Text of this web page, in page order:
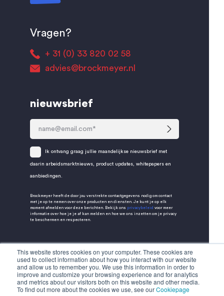
This website stores cookies on your computer. These cookies are
used to collect information about how you interact with our website
and allow us to remember you. We use this information in order to
improve and customize your browsing experience and for analytics
and metrics about our visitors both on this website and other media.
To find out more about the cookies we use, see ourCookiepage
Vragen?
+ 31 (0) 33 820 02 58
advies@brockmeyer.nl
nieuwsbrief
Ik ontvang graag jullie maandelijkse nieuwsbrief met
daarin arbeidsmarktnieuws, product updates, whitepapers en
aanbiedingen.
Brockmeyer heeft de door jou verstrekte contactgegevens nodig om contact
met je op te nemen over onze producten en diensten. Je kunt je op elk
moment afmelden voor deze berichten. Bekijk ons privacybeleid voor meer
informatie over hoe je je af kan melden en hoe we ons inzetten om je privacy
te beschermen en respecteren.